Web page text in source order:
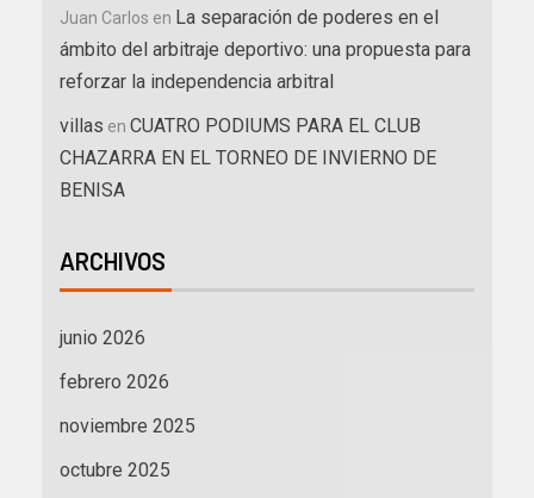
Juan Carlos en La separación de poderes en el
ámbito del arbitraje deportivo: una propuesta para
reforzar la independencia arbitral
villas en CUATRO PODIUMS PARA EL CLUB
CHAZARRA EN EL TORNEO DE INVIERNO DE
BENISA
ARCHIVOS
junio 2026
febrero 2026
noviembre 2025
octubre 2025